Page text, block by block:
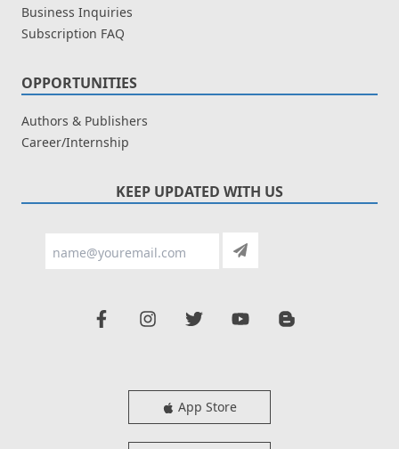
Business Inquiries
Subscription FAQ
OPPORTUNITIES
Authors & Publishers
Career/Internship
KEEP UPDATED WITH US
App Store